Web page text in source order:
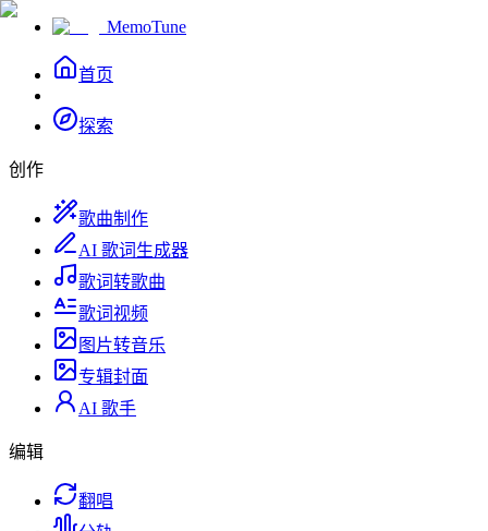
MemoTune
首页
探索
创作
歌曲制作
AI 歌词生成器
歌词转歌曲
歌词视频
图片转音乐
专辑封面
AI 歌手
编辑
翻唱